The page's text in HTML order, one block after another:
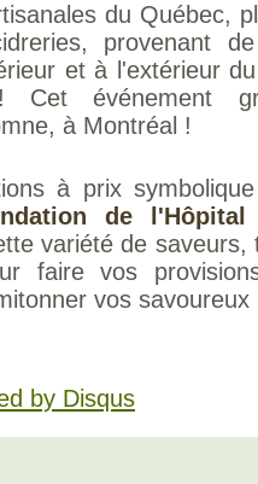
du Québec,
provenant
et à l'extérieur
Cet événement
à Montréal !
à prix
de l'Hôpital
variété de
faire vos
vos
by Disqus